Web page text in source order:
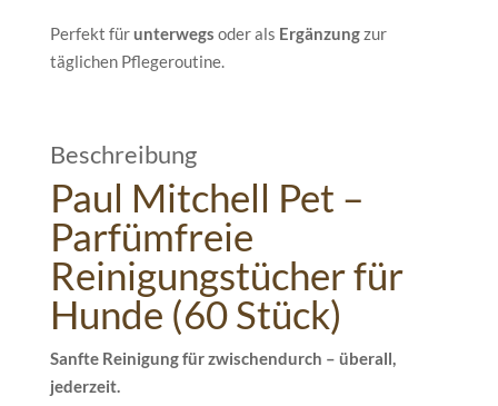
Menge
Perfekt fürunterwegs oder als Ergänzungzur
täglichen Pflegeroutine.
Beschreibung
Paul Mitchell Pet –
Parfümfreie
Reinigungstücher für
Hunde (60 Stück)
Sanfte Reinigung für zwischendurch – überall,
jederzeit.